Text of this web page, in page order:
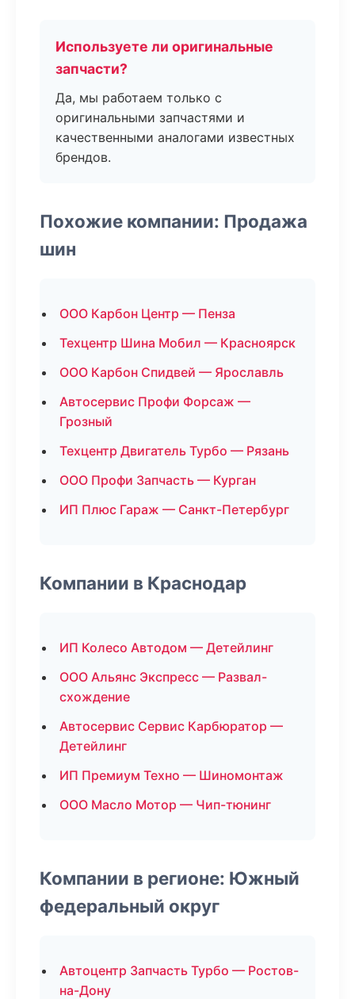
Используете ли оригинальные
запчасти?
Да, мы работаем только с
оригинальными запчастями и
качественными аналогами известных
брендов.
Похожие компании: Продажа
шин
ООО Карбон Центр — Пенза
Техцентр Шина Мобил — Красноярск
ООО Карбон Спидвей — Ярославль
Автосервис Профи Форсаж —
Грозный
Техцентр Двигатель Турбо — Рязань
ООО Профи Запчасть — Курган
ИП Плюс Гараж — Санкт-Петербург
Компании в Краснодар
ИП Колесо Автодом — Детейлинг
ООО Альянс Экспресс — Развал-
схождение
Автосервис Сервис Карбюратор —
Детейлинг
ИП Премиум Техно — Шиномонтаж
ООО Масло Мотор — Чип-тюнинг
Компании в регионе: Южный
федеральный округ
Автоцентр Запчасть Турбо — Ростов-
на-Дону